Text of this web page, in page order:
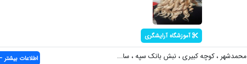
آموزشگاه آرایشگری
محمدشهر ، کوچه کبیری ، نبش بانک سپه ، سا... اطلاعات بیشتر